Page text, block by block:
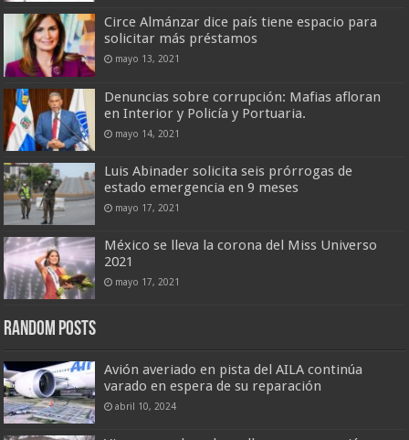
Circe Almánzar dice país tiene espacio para
solicitar más préstamos
mayo 13, 2021
Denuncias sobre corrupción: Mafias afloran
en Interior y Policía y Portuaria.
mayo 14, 2021
Luis Abinader solicita seis prórrogas de
estado emergencia en 9 meses
mayo 17, 2021
México se lleva la corona del Miss Universo
2021
mayo 17, 2021
Random Posts
Avión averiado en pista del AILA continúa
varado en espera de su reparación
abril 10, 2024